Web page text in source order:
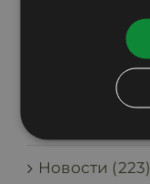
Рецепты (18)
Новости (223)